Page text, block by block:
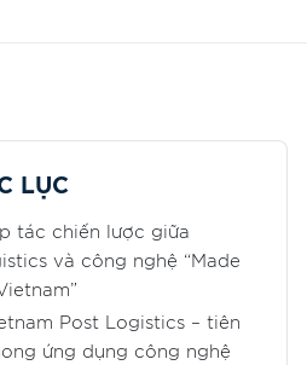
LỤC
tác chiến lược giữa
và công nghệ “Made
Post Logistics – tiên
ứng dụng công nghệ